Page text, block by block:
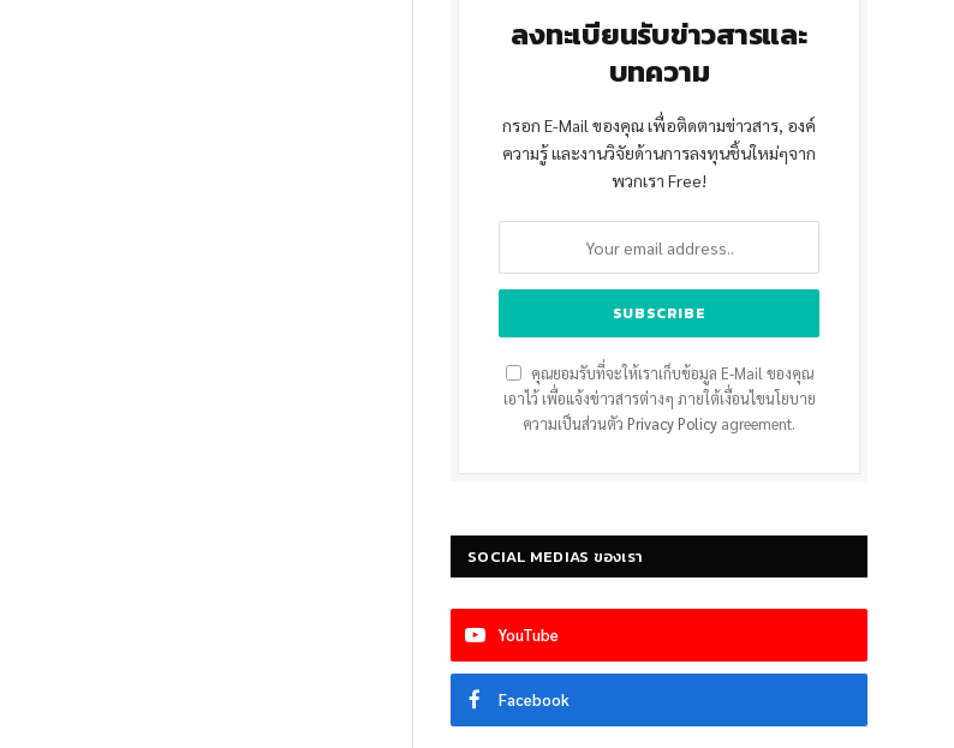
ลงทะเบียนรับข่าวสารและ
บทความ
กรอก E-Mail ของคุณ เพื่อติดตามข่าวสาร, องค์
ความรู้ และงานวิจัยด้านการลงทุนชิ้นใหม่ๆจาก
พวกเรา Free!
คุณยอมรับที่จะให้เราเก็บข้อมูล E-Mail ของคุณ
เอาไว้ เพื่อแจ้งข่าวสารต่างๆ ภายใต้เงื่อนไขนโยบาย
ความเป็นส่วนตัว Privacy Policy agreement.
SOCIAL MEDIAS ของเรา
YouTube
Facebook